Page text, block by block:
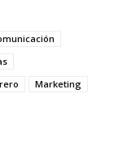
Marketing